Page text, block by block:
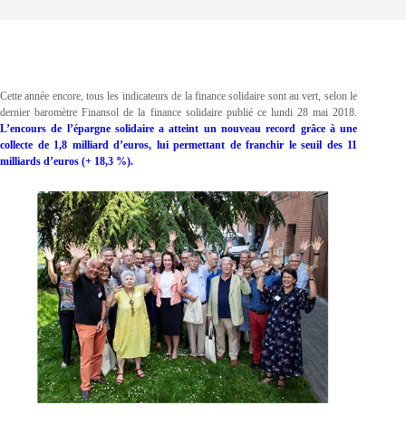
Cette année encore, tous les indicateurs de la finance solidaire sont au vert, selon le
dernier baromètre Finansol de la finance solidaire publié ce lundi 28 mai 2018.
L’encours de l’épargne solidaire a atteint un nouveau record grâce à une
collecte de 1,8 milliard d’euros, lui permettant de franchir le seuil des 11
milliards d’euros (+ 18,3 %).